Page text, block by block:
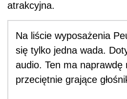
atrakcyjna.
Na liście wyposażenia
się tylko jedna wada.
audio. Ten ma naprawdę
przeciętnie grające